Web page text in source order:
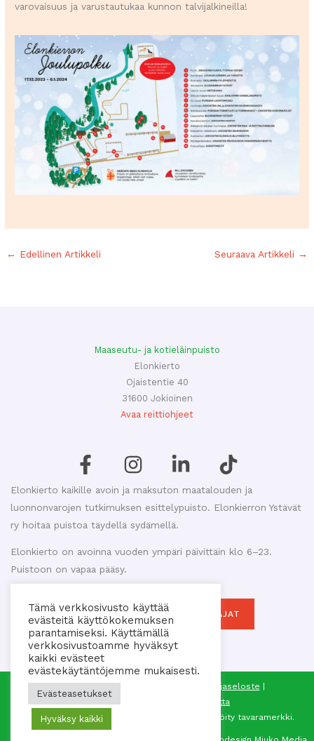
varovaisuus ja varustautukaa kunnon talvijalkineilla!
← Edellinen Artikkeli Seuraava Artikkeli →
Maaseutu- ja kotieläinpuisto
Elonkierto
Ojaistentie 40
31600 Jokioinen
Avaa reittiohjeet
Elonkierto kaikille avoin ja maksuton maatalouden ja
luonnonvarojen tutkimuksen esittelypuisto. Elonkierron Ystävät
ry hoitaa puistoa täydellä sydämellä.
Elonkierto on avoinna vuoden ympäri päivittäin klo 6–23.
Puistoon on vapaa pääsy.
MAKASIINIKAHVILAN AUKIOLOAJAT
Tietosuojaseloste
Sivukartta
Elonkierto on Elonkierron Ystävät ry:n rekisteröity tavaramerkki.
Tämä verkkosivusto käyttää
evästeitä käyttökokemuksen
parantamiseksi. Käyttämällä
verkkosivustoamme hyväksyt
kaikki evästeet
evästekäytäntöjemme mukaisesti.
Evästeasetukset
Hyväksy kaikki